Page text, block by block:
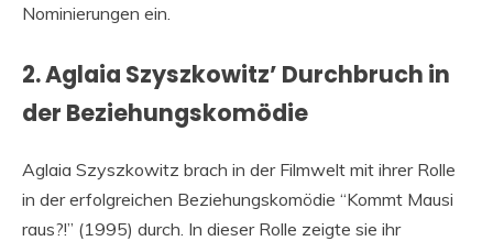
Nominierungen ein.
2. Aglaia Szyszkowitz’ Durchbruch in
der Beziehungskomödie
Aglaia Szyszkowitz brach in der Filmwelt mit ihrer Rolle
in der erfolgreichen Beziehungskomödie “Kommt Mausi
raus?!” (1995) durch. In dieser Rolle zeigte sie ihr